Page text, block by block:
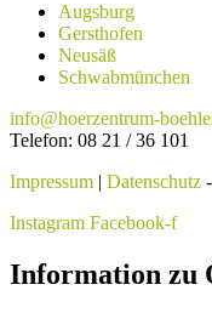
Augsburg
Gersthofen
Neusäß
Schwabmünchen
info@hoerzentrum-
Telefon: 08 21 / 36 101
Impressum | Datenschutz
Instagram Facebook-f
Information zu